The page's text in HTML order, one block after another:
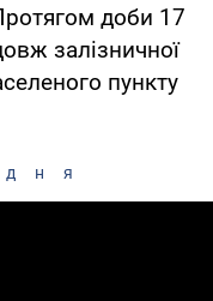
доби 17
залізничної
пункту